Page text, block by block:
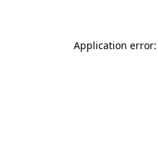
Application